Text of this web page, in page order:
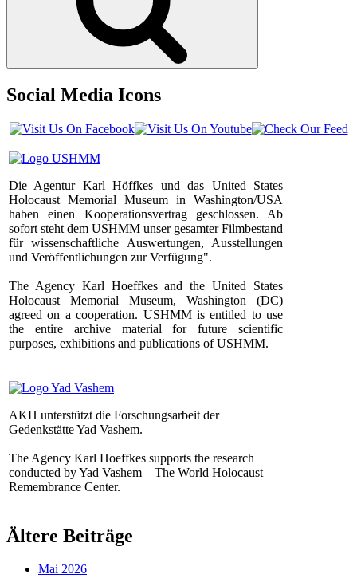
Social Media Icons
Die Agentur Karl Höffkes und das United States
Holocaust Memorial Museum in Washington/USA
haben einen Kooperationsvertrag geschlossen. Ab
sofort steht dem USHMM unser gesamter Filmbestand
für wissenschaftliche Auswertungen, Ausstellungen
und Veröffentlichungen zur Verfügung".
The Agency Karl Hoeffkes and the United States
Holocaust Memorial Museum, Washington (DC)
agreed on a cooperation. USHMM is entitled to use
the entire archive material for future scientific
purposes, exhibitions and publications of USHMM.
AKH unterstützt die Forschungsarbeit der
Gedenkstätte Yad Vashem.
The Agency Karl Hoeffkes supports the research
conducted by Yad Vashem – The World Holocaust
Remembrance Center.
Ältere Beiträge
Mai 2026